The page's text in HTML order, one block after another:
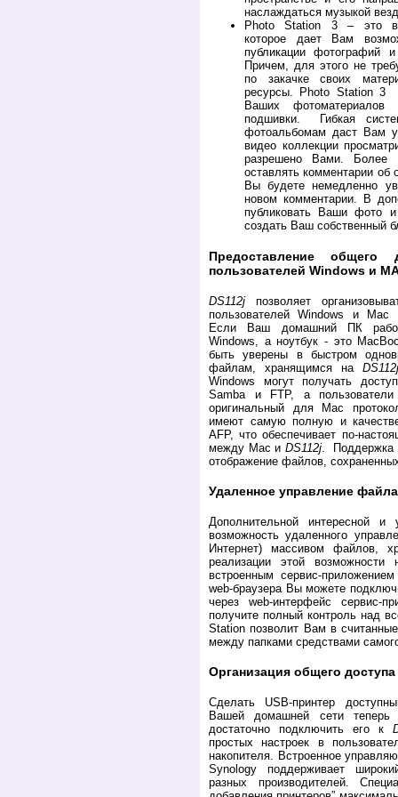
наслаждаться музыкой
Photo Station 3 – это
которое дает Вам
публикации фотографий
Причем, для этого не
по закачке своих
ресурсы. Photo Station 3
Ваших
подшивки. Гибкая
фотоальбомам даст Вам
видео коллекции
разрешено Вами. Более
оставлять комментарии об
Вы будете немедленно
новом комментарии. В
публиковать Ваши фото
создать Ваш собственный
Предоставление
пользователей Windows и
DS112j позволяет
пользователей Windows и Mac
Если Ваш домашний ПК
Windows, а ноутбук - это
быть уверены в быстром
файлам, хранящимся на
Windows могут получать
Samba и FTP, а
оригинальный для Mac
имеют самую полную и
AFP, что обеспечивает по-
между Мас и DS112j. Поддержка
отображение файлов,
Удаленное управление
Дополнительной интересной и
возможность удаленного
Интернет) массивом файлов,
реализации этой возможности
встроенным сервис-
web-браузера Вы можете
через web-интерфейс
получите полный контроль над
Station позволит Вам в
между папками средствами
Организация общего
Сделать USB-принтер
Вашей домашней сети
достаточно подключить его к
простых настроек в
накопителя. Встроенное
Synology поддерживает
разных производителей.